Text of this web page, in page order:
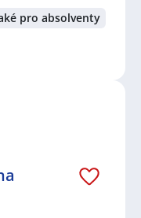
pro absolventy